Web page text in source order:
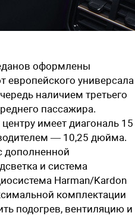
оформлены
европейского универсала
наличием третьего
пассажира.
имеет диагональ 15
— 10,25 дюйма.
дополненной
и система
Harman/Kardon
комплектации
подогрев, вентиляцию и